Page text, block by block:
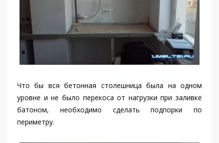
Что бы вся бетонная столешница была на одном
уровне и не было перекоса от нагрузки при заливке
батоном, необходимо сделать подпорки по
периметру.